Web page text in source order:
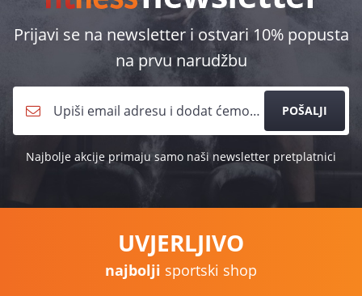
Prijavi se na newsletter i ostvari 10% popusta
na prvu narudžbu
POŠALJI
Najbolje akcije primaju samo naši newsletter pretplatnici
UVJERLJIVO
najbolji sportski shop